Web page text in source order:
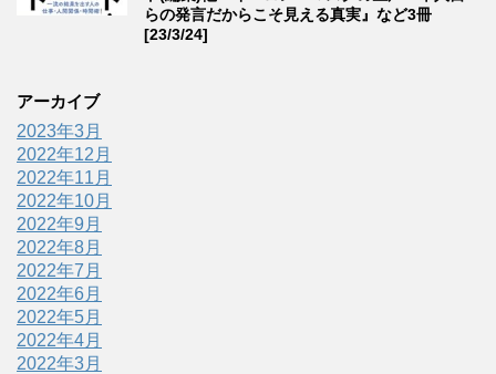
らの発言だからこそ見える真実』など3冊
[23/3/24]
アーカイブ
2023年3月
2022年12月
2022年11月
2022年10月
2022年9月
2022年8月
2022年7月
2022年6月
2022年5月
2022年4月
2022年3月